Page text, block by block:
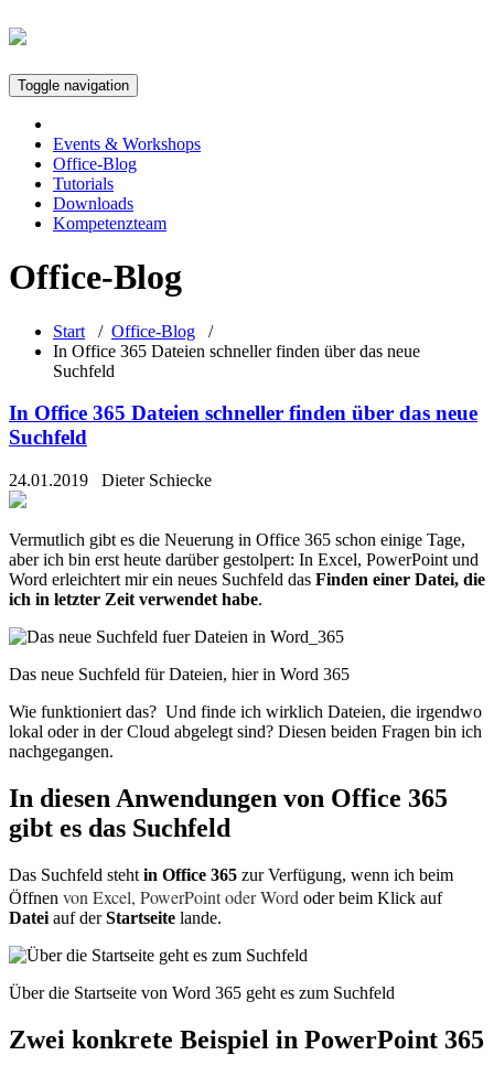
Toggle navigation
Events & Workshops
Office-Blog
Tutorials
Downloads
Kompetenzteam
Office-Blog
Start / Office-Blog /
In Office 365 Dateien schneller finden über das neue
Suchfeld
In Office 365 Dateien schneller finden über das neue
Suchfeld
24.01.2019 Dieter Schiecke
Vermutlich gibt es die Neuerung in Office 365 schon einige Tage,
aber ich bin erst heute darüber gestolpert: In Excel, PowerPoint und
Word erleichtert mir ein neues Suchfeld das Finden einer Datei, die
ich in letzter Zeit verwendet habe.
Das neue Suchfeld für Dateien, hier in Word 365
Wie funktioniert das? Und finde ich wirklich Dateien, die irgendwo
lokal oder in der Cloud abgelegt sind? Diesen beiden Fragen bin ich
nachgegangen.
In diesen Anwendungen von Office 365
gibt es das Suchfeld
Das Suchfeld steht in Office 365 zur Verfügung, wenn ich beim
Öffnen von Excel, PowerPoint oder Word oder beim Klick auf
Datei auf derStartseite lande.
Über die Startseite von Word 365 geht es zum Suchfeld
Zwei konkrete Beispiel in PowerPoint 365